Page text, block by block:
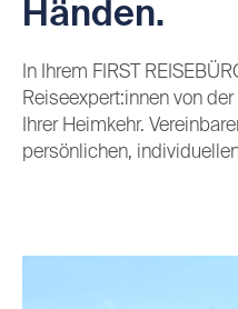
Händen.
In Ihrem FIRST
Reiseexpert:innen von
Ihrer Heimkehr.
persönlichen,